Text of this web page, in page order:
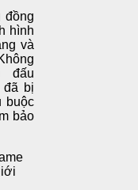
đồng
hình
và
đấu
đã bị
buộc
bảo